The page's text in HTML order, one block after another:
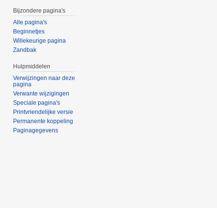
Bijzondere pagina's
Alle pagina's
Beginnetjes
Willekeurige pagina
Zandbak
Hulpmiddelen
Verwijzingen naar deze
pagina
Verwante wijzigingen
Speciale pagina's
Printvriendelijke versie
Permanente koppeling
Paginagegevens